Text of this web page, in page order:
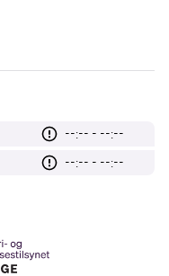
--:-- - --:--
--:-- - --:--